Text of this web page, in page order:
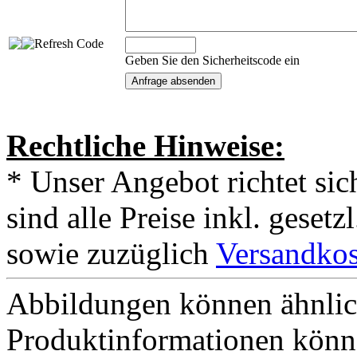
Geben Sie den Sicherheitscode ein
Rechtliche Hinweise:
* Unser Angebot richtet
sind alle Preise inkl.
sowie zuzüglich
Abbildungen können
Produktinformationen